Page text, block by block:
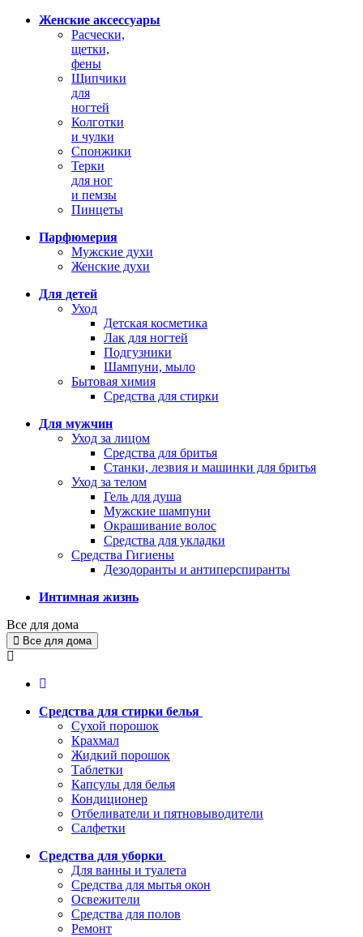
Женские аксессуары
Расчески,
щетки,
фены
Щипчики
для
ногтей
Колготки
и чулки
Спонжики
Терки
для ног
и пемзы
Пинцеты
Парфюмерия
Мужские духи
Женские духи
Для детей
Уход
Детская косметика
Лак для ногтей
Подгузники
Шампуни, мыло
Бытовая химия
Средства для стирки
Для мужчин
Уход за лицом
Средства для бритья
Станки, лезвия и машинки для бритья
Уход за телом
Гель для душа
Мужские шампуни
Окрашивание волос
Средства для укладки
Средства Гигиены
Дезодоранты и антиперспиранты
Интимная жизнь
Все для дома
Все для дома
Средства для стирки белья
Сухой порошок
Крахмал
Жидкий порошок
Таблетки
Капсулы для белья
Кондиционер
Отбеливатели и пятновыводители
Салфетки
Средства для уборки
Для ванны и туалета
Средства для мытья окон
Освежители
Средства для полов
Ремонт